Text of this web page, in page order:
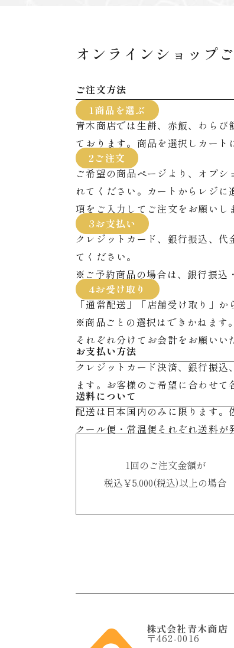
オンラインショップ
ご注文方法
1商品を選ぶ
青木商店では生餅、赤飯、わらび
ております。商品を選択しカート
2ご注文
ご希望の商品ページより、オプ
れてください。カートからレジ
項をご入力してご注文をお願いし
3お支払い
クレジットカード、銀行振込、代
てください。
※ご予約商品の場合は、銀行振込
4お受け取り
「通常配送」「店舗受け取り」か
※商品ごとの選択はできかねます
それぞれ分けてお会計をお願いい
お支払い方法
クレジットカード決済、銀行振
ます。お客様のご希望に合わせて
送料について
配送は日本国内のみに限ります
クール便・常温便それぞれ送料が
1回のご注文金額が
税込￥5,000(税込)以上の場合
株式会社青木商店
〒462-0016